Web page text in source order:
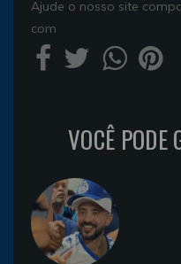
Ajude o nosso site
com
VOCÊ PODE